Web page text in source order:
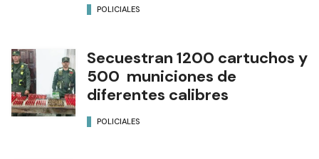
POLICIALES
Secuestran 1200 cartuchos y
500 municiones de
diferentes calibres
POLICIALES